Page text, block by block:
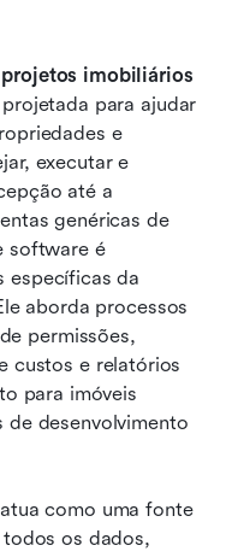
imobiliários
para ajudar
e
até a
genéricas de
software é
específicas da
aborda processos
custos e relatórios
para imóveis
desenvolvimento
como uma fonte
os dados,